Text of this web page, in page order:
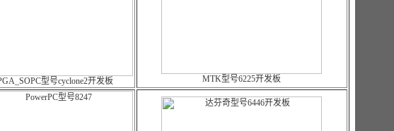
型号cyclone2开发板 MTK型号6225开发板